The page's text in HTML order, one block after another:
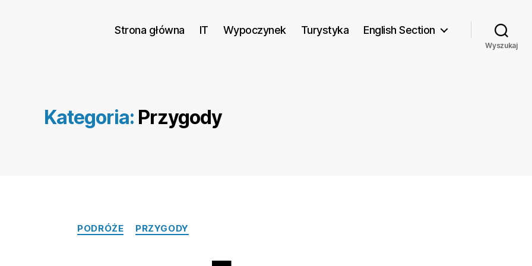
Strona główna IT Wypoczynek Turystyka English Section
Wyszukaj
Kategoria: Przygody
Kategorie
PODRÓŻE PRZYGODY